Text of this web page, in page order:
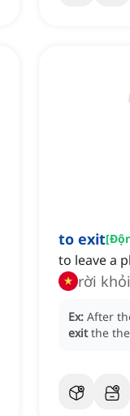
to exit[
to leave a
rời
Ex: After
exit the